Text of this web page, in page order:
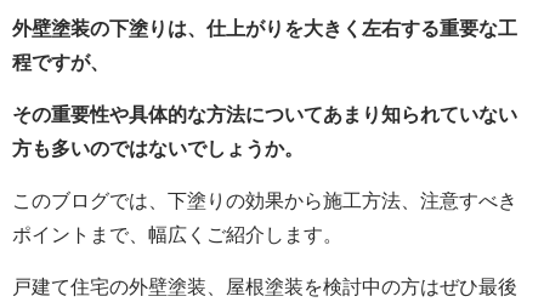
外壁塗装の下塗りは、仕上がりを大きく左右する重要な工
程ですが、
その重要性や具体的な方法についてあまり知られていない
方も多いのではないでしょうか。
このブログでは、下塗りの効果から施工方法、注意すべき
ポイントまで、幅広くご紹介します。
戸建て住宅の外壁塗装、屋根塗装を検討中の方はぜひ最後